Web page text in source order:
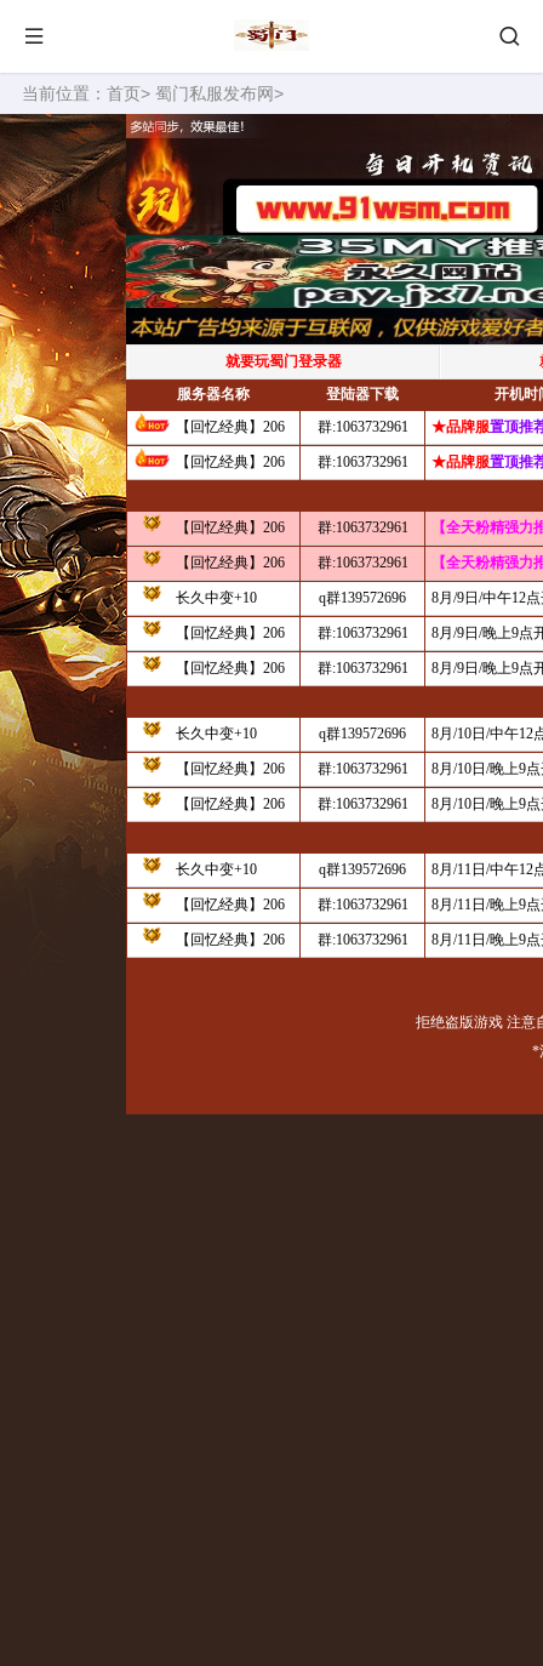
当前位置： 首页> 蜀门私服发布网>